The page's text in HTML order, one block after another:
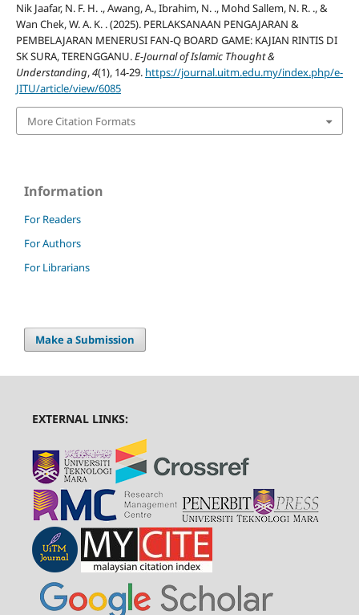
Nik Jaafar, N. F. H. ., Awang, A., Ibrahim, N. ., Mohd Sallem, N. R. ., &
Wan Chek, W. A. K. . (2025). PERLAKSANAAN PENGAJARAN &
PEMBELAJARAN MENERUSI FAN-Q BOARD GAME: KAJIAN RINTIS DI
SK SURA, TERENGGANU.E-Journal of Islamic Thought &
Understanding,4(1), 14-29. https://journal.uitm.edu.my/index.php/e-
JITU/article/view/6085
More Citation Formats
Information
For Readers
For Authors
For Librarians
Make a Submission
EXTERNAL LINKS: